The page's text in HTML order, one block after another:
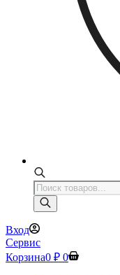
Поиск
товаров
Вход
Сервис
Корзина0 ₽ 0